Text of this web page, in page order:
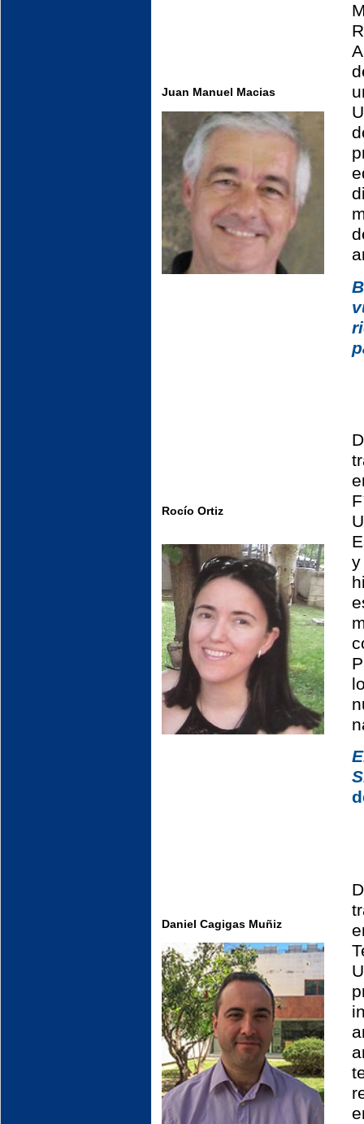
Juan Manuel Macias
Rocío Ortiz
Daniel Cagigas Muñiz